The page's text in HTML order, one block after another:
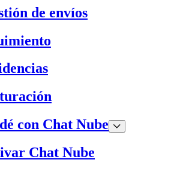
de envíos
con Chat Nube
Chat Nube